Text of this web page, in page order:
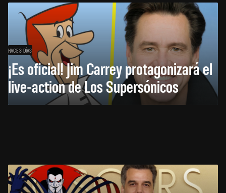
HACE 3 DÍAS
¡Es oficial! Jim Carrey protagonizará el
live-action de Los Supersónicos